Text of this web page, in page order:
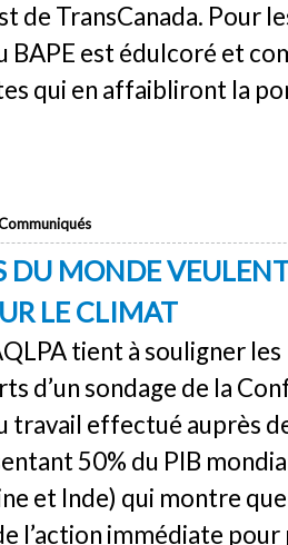
de TransCanada. Pour
BAPE est édulcoré et
qui en affaibliront la
DU MONDE
LE CLIMAT
tient à souligner
d’un sondage de la
travail effectué auprès
50% du PIB
et Inde) qui montre
l’action immédiate